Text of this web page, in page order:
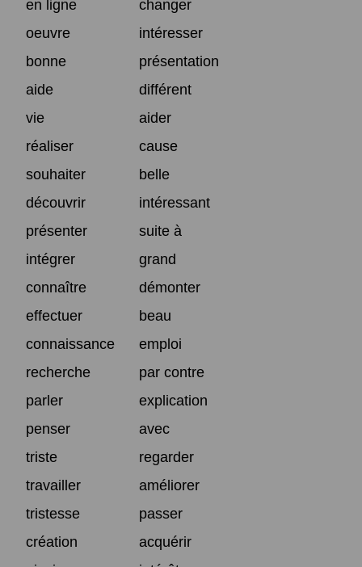
en ligne
changer
oeuvre
intéresser
bonne
présentation
aide
différent
vie
aider
réaliser
cause
souhaiter
belle
découvrir
intéressant
présenter
suite à
intégrer
grand
connaître
démonter
effectuer
beau
connaissance
emploi
recherche
par contre
parler
explication
penser
avec
triste
regarder
travailler
améliorer
tristesse
passer
création
acquérir